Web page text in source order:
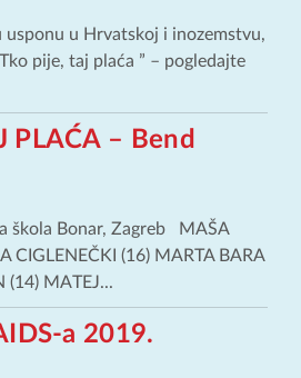
usponu u Hrvatskoj i inozemstvu,
pije, taj plaća ” – pogledajte
PLAĆA – Bend
škola Bonar, Zagreb MAŠA
CIGLENEČKI (16) MARTA BARA
(14) MATEJ...
a 2019.